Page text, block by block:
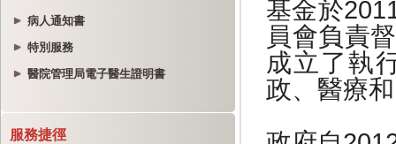
病人通知書
特別服務
醫院管理局電子醫生證明書
服務捷徑